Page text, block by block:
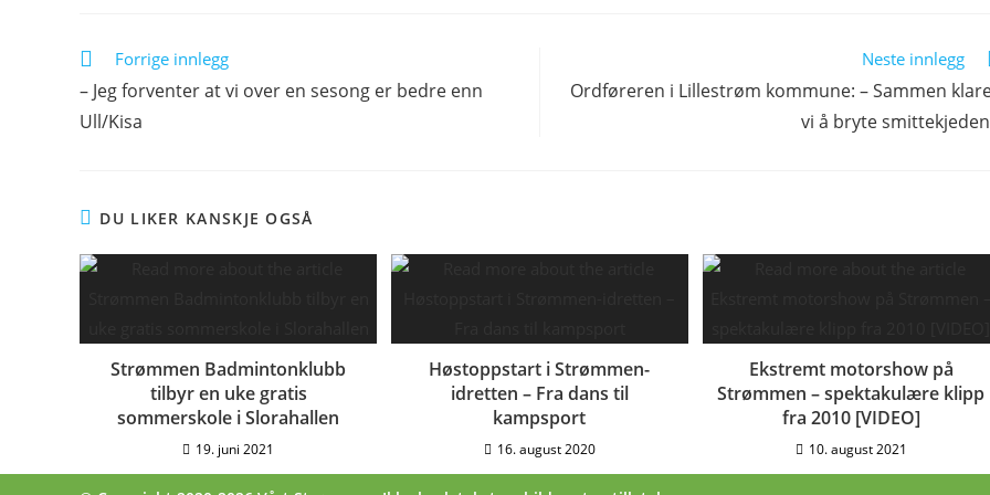
Forrige innlegg
– Jeg forventer at vi over en sesong er bedre enn
Ull/Kisa
Neste innlegg
Ordføreren i Lillestrøm kommune: – Sammen
vi å bryte
DU LIKER KANSKJE OGSÅ
Strømmen Badmintonklubb
tilbyr en uke gratis
sommerskole i Slorahallen
19. juni 2021
Høstoppstart i Strømmen-
idretten – Fra dans til
kampsport
16. august 2020
Ekstremt motorshow på
Strømmen – spektakulære klipp
fra 2010 [VIDEO]
10. august 2021